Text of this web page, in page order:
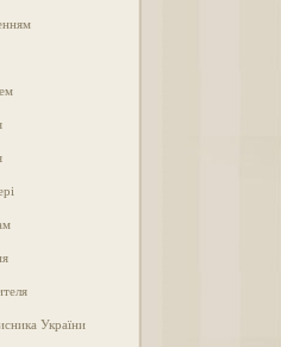
України